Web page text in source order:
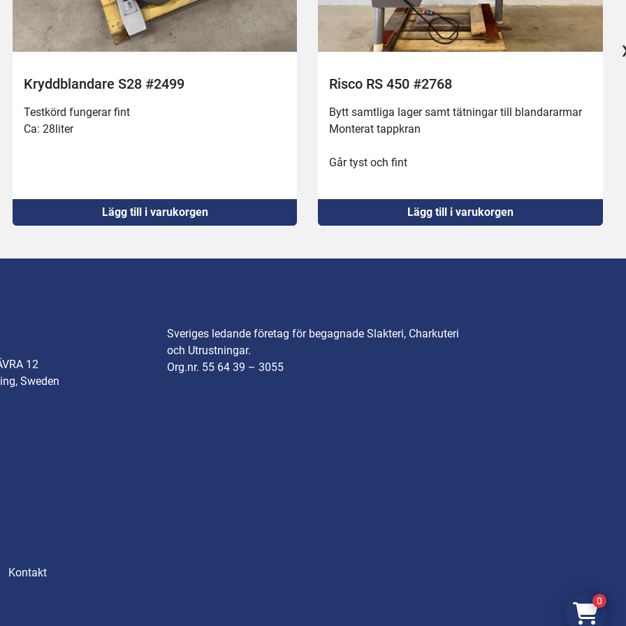
Risco RS 450 #2768
Bytt samtliga lager samt tätningar till blandararmar
Monterat tappkran
Lägg till i varukorgen
Blandare med pump #2568
Har tidigare använts för blandning av glass.
Allt testkört och fungerar bra 👍
Lägg till i varukorgen
12
Sweden
Sveriges ledande företag för begagnade Slakteri, Charkuteri
och Utrustningar.
Org.nr. 55 64 39 – 3055
Kontakt
0